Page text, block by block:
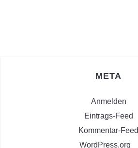
META
Anmelden
Eintrags-Feed
Kommentar-Feed
WordPress.org